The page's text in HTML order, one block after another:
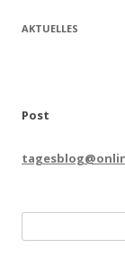
AKTUELLES
Post
nach: